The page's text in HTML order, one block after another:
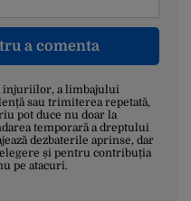
a comenta
injuriilor, a limbajului
sau trimiterea repetată,
pot duce nu doar la
temporară a dreptului
dezbaterile aprinse, dar
și pentru contribuția
pe atacuri.